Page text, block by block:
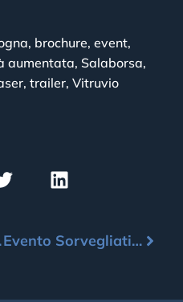
, brochure, event,
aumentata, Salaborsa,
, trailer, Vitruvio
Evento Sorvegliati Spaziali, 26-30 giugno a Bologna